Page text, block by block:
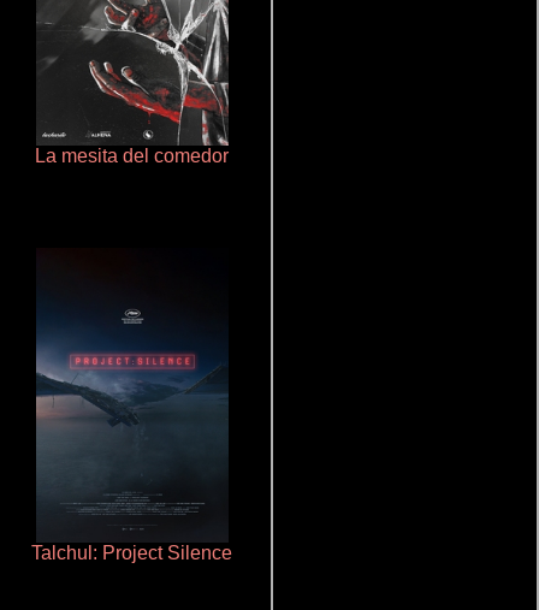
La mesita del comedor
Talchul: Project Silence